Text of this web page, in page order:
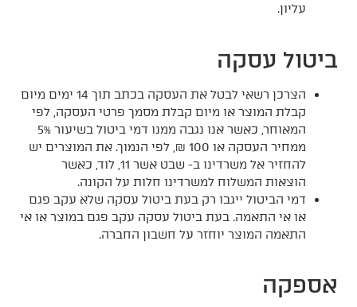
עליון.
ביטול עסקה
הצרכן רשאי לבטל את העסקה בכתב תוך 14 ימים מיום
קבלת המוצר או מיום קבלת מסמך פרטי העסקה, לפי
המאוחר, כאשר אנו נגבה ממנו דמי ביטול בשיעור 5%
ממחיר העסקה או 100 ₪, לפי הנמוך. את המוצרים יש
להחזיר אל משרדינו ב- שבט אשר 11, לוד, כאשר
הוצאות המשלוח למשרדינו חלות על הקונה.
דמי הביטול ייגבו רק בעת ביטול עסקה שלא עקב פגם
או אי התאמה. בעת ביטול עסקה עקב פגם במוצר או אי
התאמה המוצר יוחזר על חשבון החברה.
אספקה